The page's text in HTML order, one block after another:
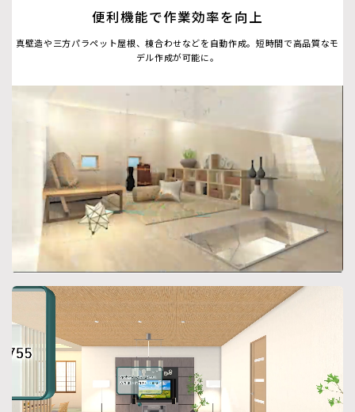
便利機能で作業効率を向上
真壁造や三方パラペット屋根、棟合わせなどを自動作成。短時間で高品質なモ
デル作成が可能に。